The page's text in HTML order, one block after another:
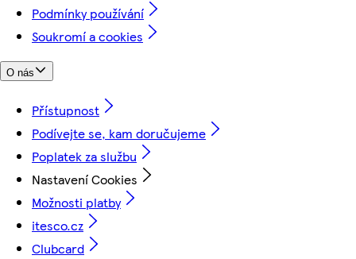
Podmínky používání
Soukromí a cookies
O nás
Přístupnost
Podívejte se, kam doručujeme
Poplatek za službu
Nastavení Cookies
Možnosti platby
itesco.cz
Clubcard